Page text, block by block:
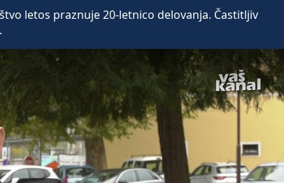
letos praznuje 20-letnico delovanja. Častitljiv